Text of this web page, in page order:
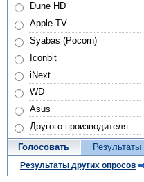
Dune HD
Apple TV
Syabas (Pocorn)
Iconbit
iNext
WD
Asus
Другого производителя
Голосовать Результаты
Результаты других опросов